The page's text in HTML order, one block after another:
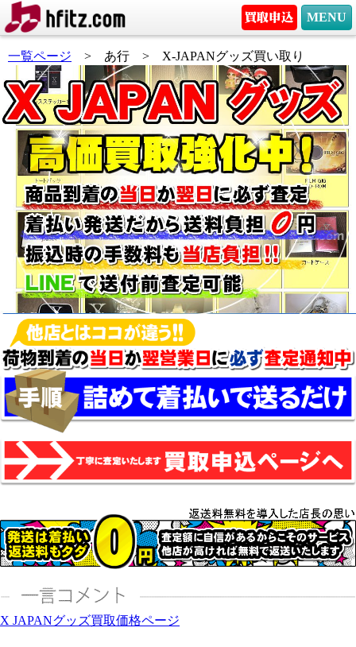
MENU
一覧ページ > あ行 > X-JAPANグッズ買い取り
X JAPANグッズ買取価格ページ